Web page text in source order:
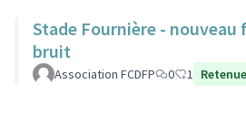
Stade Fournière -
bruit
Association FCDFP 0 1